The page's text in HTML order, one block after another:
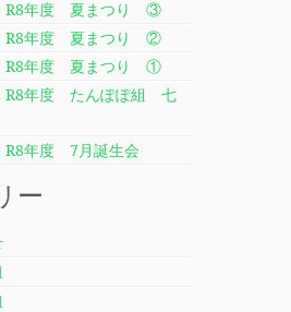
R8年度 夏まつり ③
R8年度 夏まつり ②
R8年度 夏まつり ①
R8年度 たんぽぽ組 七
R8年度 7月誕生会
ー